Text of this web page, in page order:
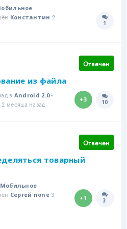
Константин 2
1
Отвечен
из файла
в Android 2.0•
2 месяца назад +3 10
Отвечен
товарный
Мобильное
Сергей none3
+1 3